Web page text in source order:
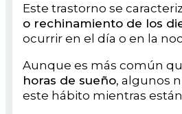
Este trastorno se
o rechinamiento de los
ocurrir en el día o en la
Aunque es más común
horas de sueño, algunos
este hábito mientras